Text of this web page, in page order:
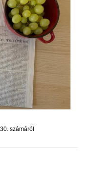
számáról